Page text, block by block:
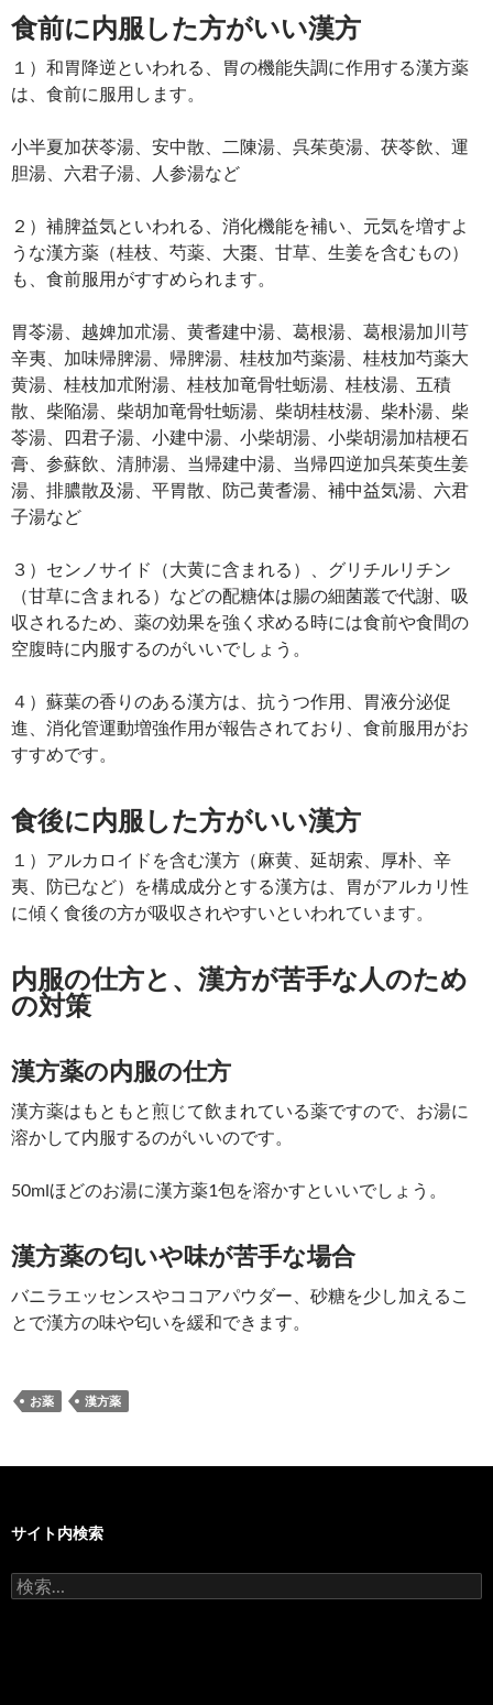
食前に内服した方がいい漢方
１）和胃降逆といわれる、胃の機能失調に作用する漢方薬
は、食前に服用します。
小半夏加茯苓湯、安中散、二陳湯、呉茱萸湯、茯苓飲、運
胆湯、六君子湯、人参湯など
２）補脾益気といわれる、消化機能を補い、元気を増すよ
うな漢方薬（桂枝、芍薬、大棗、甘草、生姜を含むもの）
も、食前服用がすすめられます。
胃苓湯、越婢加朮湯、黄耆建中湯、葛根湯、葛根湯加川芎
辛夷、加味帰脾湯、帰脾湯、桂枝加芍薬湯、桂枝加芍薬大
黄湯、桂枝加朮附湯、桂枝加竜骨牡蛎湯、桂枝湯、五積
散、柴陥湯、柴胡加竜骨牡蛎湯、柴胡桂枝湯、柴朴湯、柴
苓湯、四君子湯、小建中湯、小柴胡湯、小柴胡湯加桔梗石
膏、参蘇飲、清肺湯、当帰建中湯、当帰四逆加呉茱萸生姜
湯、排膿散及湯、平胃散、防己黄耆湯、補中益気湯、六君
子湯など
３）センノサイド（大黄に含まれる）、グリチルリチン
（甘草に含まれる）などの配糖体は腸の細菌叢で代謝、吸
収されるため、薬の効果を強く求める時には食前や食間の
空腹時に内服するのがいいでしょう。
４）蘇葉の香りのある漢方は、抗うつ作用、胃液分泌促
進、消化管運動増強作用が報告されており、食前服用がお
すすめです。
食後に内服した方がいい漢方
１）アルカロイドを含む漢方（麻黄、延胡索、厚朴、辛
夷、防已など）を構成成分とする漢方は、胃がアルカリ性
に傾く食後の方が吸収されやすいといわれています。
内服の仕方と、漢方が苦手な人のため
の対策
漢方薬の内服の仕方
漢方薬はもともと煎じて飲まれている薬ですので、お湯に
溶かして内服するのがいいのです。
50mlほどのお湯に漢方薬1包を溶かすといいでしょう。
漢方薬の匂いや味が苦手な場合
バニラエッセンスやココアパウダー、砂糖を少し加えるこ
とで漢方の味や匂いを緩和できます。
お薬 漢方薬
サイト内検索
検
索: